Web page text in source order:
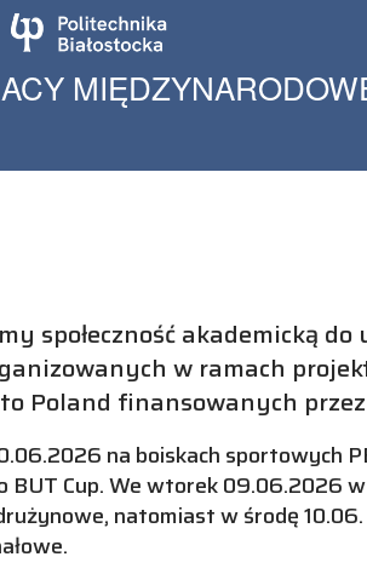
społeczność akademicką
w ramach
Poland finansowanych
na boiskach sportowych
BUT Cup. We wtorek 09.06.2026
natomiast w środę 10.06.